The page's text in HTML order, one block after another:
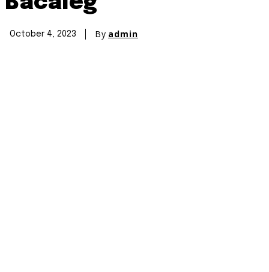
October 4, 2023 By admin